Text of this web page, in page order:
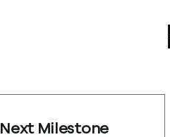
Next Milestone